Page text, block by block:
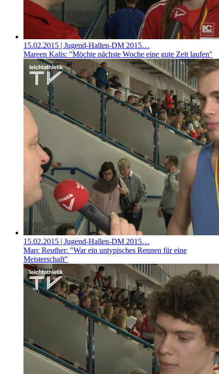
15.02.2015 | Jugend-Hallen-DM 2015…
Mareen Kalis: "Möchte nächste Woche eine gute Zeit laufen"
15.02.2015 | Jugend-Hallen-DM 2015…
Marc Reuther: "War ein untypisches Rennen für eine
Meisterschaft"